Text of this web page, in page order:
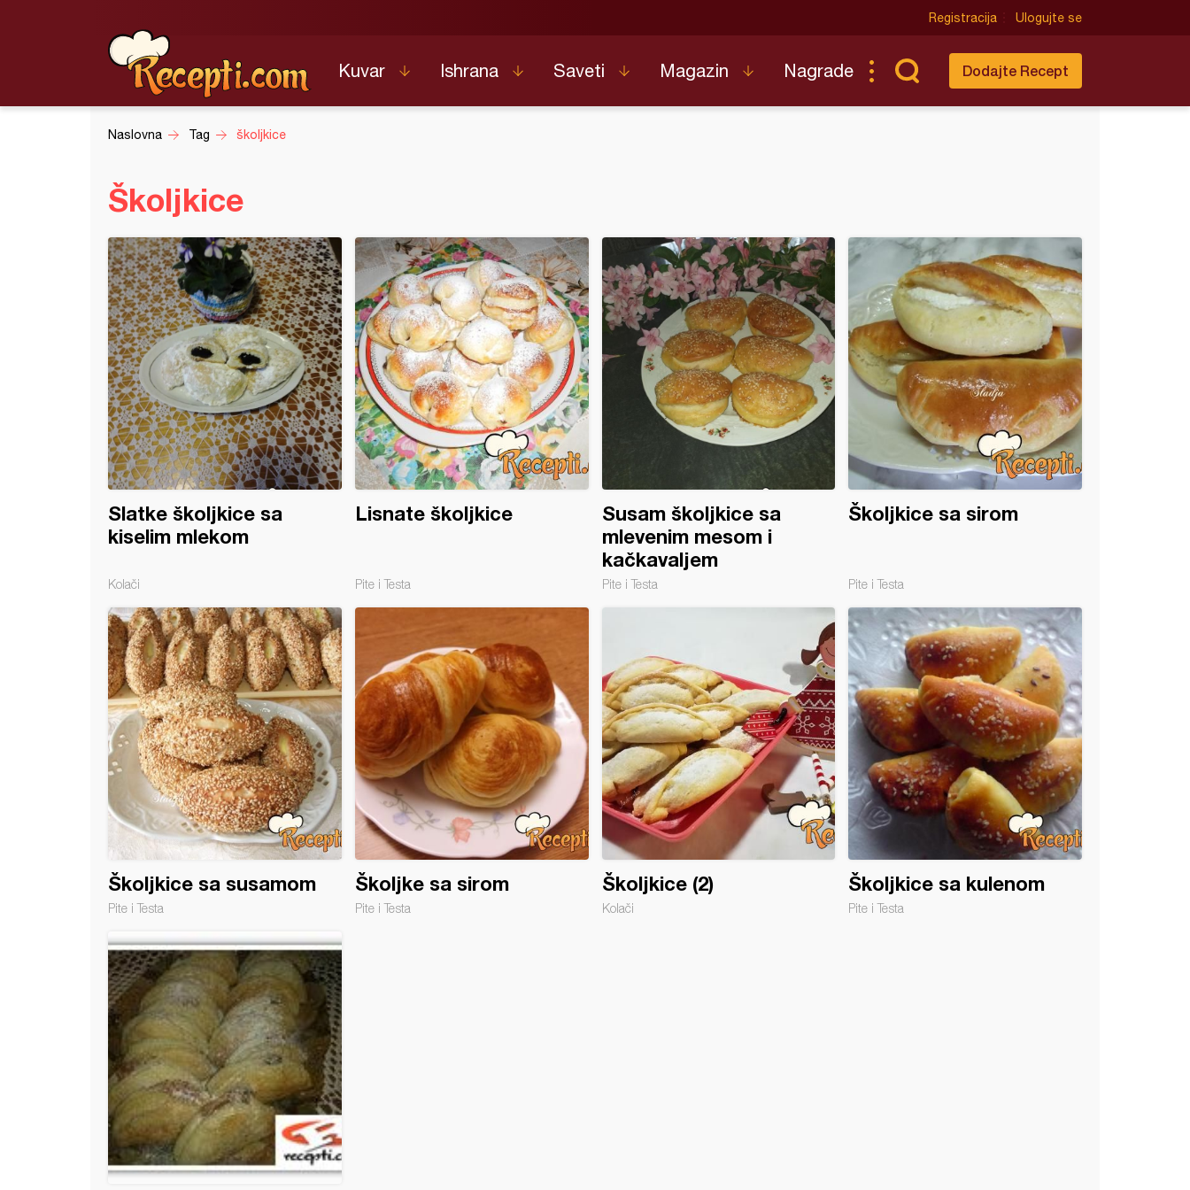
Registracija Ulogujte se
Kuvar Ishrana Saveti Magazin Nagrade Dodajte Recept
Naslovna Tag školjkice
Školjkice
Slatke školjkice sa
kiselim mlekom
Kolači
Lisnate školjkice
Pite i Testa
Susam školjkice sa
mlevenim mesom i
kačkavaljem
Pite i Testa
Školjkice sa sirom
Pite i Testa
Školjkice sa susamom
Pite i Testa
Školjke sa sirom
Pite i Testa
Školjkice (2)
Kolači
Školjkice sa kulenom
Pite i Testa